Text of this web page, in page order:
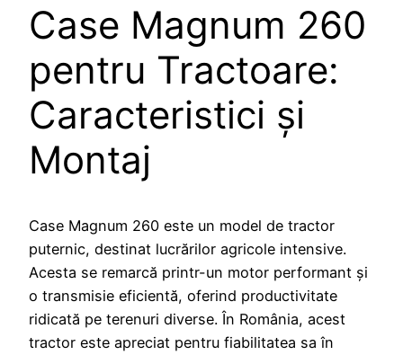
Case Magnum 260
pentru Tractoare:
Caracteristici și
Montaj
Case Magnum 260 este un model de tractor
puternic, destinat lucrărilor agricole intensive.
Acesta se remarcă printr-un motor performant și
o transmisie eficientă, oferind productivitate
ridicată pe terenuri diverse. În România, acest
tractor este apreciat pentru fiabilitatea sa în